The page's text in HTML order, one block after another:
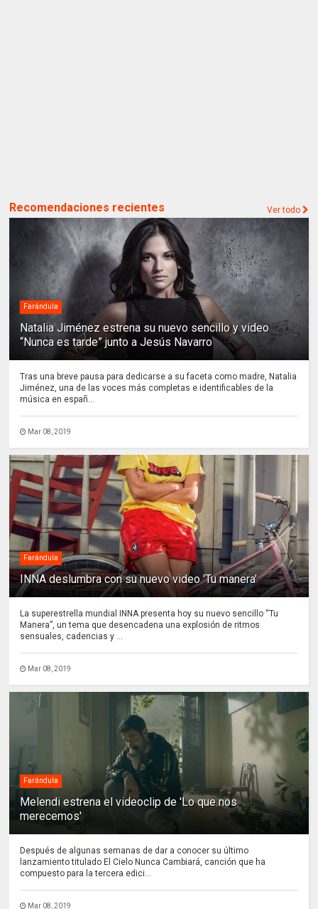
Recomendaciones recientes Ver todo
Farándula
Natalia Jiménez estrena su nuevo sencillo y video
“Nunca es tarde” junto a Jesús Navarro
Tras una breve pausa para dedicarse a su faceta como madre, Natalia
Jiménez, una de las voces más completas e identificables de la
música en españ...
Mar 08, 2019
Farándula
INNA deslumbra con su nuevo video 'Tu manera'
La superestrella mundial INNA presenta hoy su nuevo sencillo “Tu
Manera”, un tema que desencadena una explosión de ritmos
sensuales, cadencias y ...
Mar 08, 2019
Farándula
Melendi estrena el videoclip de 'Lo que nos
merecemos'
Después de algunas semanas de dar a conocer su último
lanzamiento titulado El Cielo Nunca Cambiará, canción que ha
compuesto para la tercera edici...
Mar 08, 2019